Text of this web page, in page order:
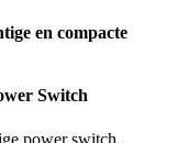
en compacte
Switch
power switch,